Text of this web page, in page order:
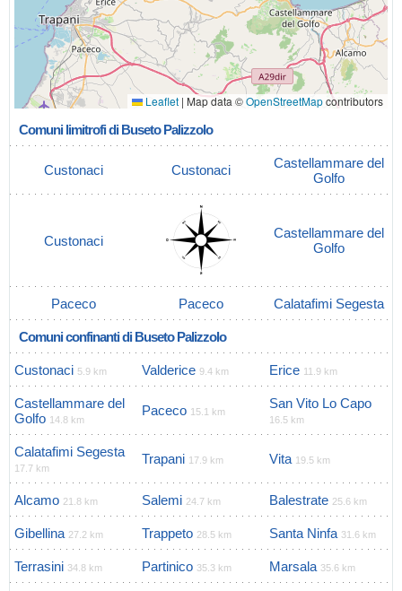
Leaflet | Map data ©OpenStreetMapcontributors
Comuni limitrofi di Buseto Palizzolo
Custonaci Custonaci
Castellammare del
Golfo
Custonaci
Castellammare del
Golfo
Paceco Paceco Calatafimi Segesta
Comuni confinanti di Buseto Palizzolo
Custonaci 5.9 km Valderice 9.4 km Erice 11.9 km
Castellammare del
Golfo 14.8 km
Paceco 15.1 km
San Vito Lo Capo
16.5 km
Calatafimi Segesta
17.7 km
Trapani 17.9 km Vita 19.5 km
Alcamo 21.8 km Salemi 24.7 km Balestrate 25.6 km
Gibellina 27.2 km Trappeto 28.5 km Santa Ninfa 31.6 km
Terrasini 34.8 km Partinico 35.3 km Marsala 35.6 km